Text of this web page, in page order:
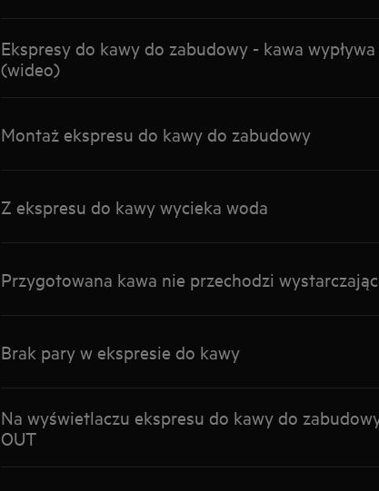
Ekspresy do kawy do zabudowy - kawa
(wideo)
Montaż ekspresu do kawy do zabudowy
Z ekspresu do kawy wycieka woda
Przygotowana kawa nie przechodzi
Brak pary w ekspresie do kawy
Na wyświetlaczu ekspresu do kawy do
OUT